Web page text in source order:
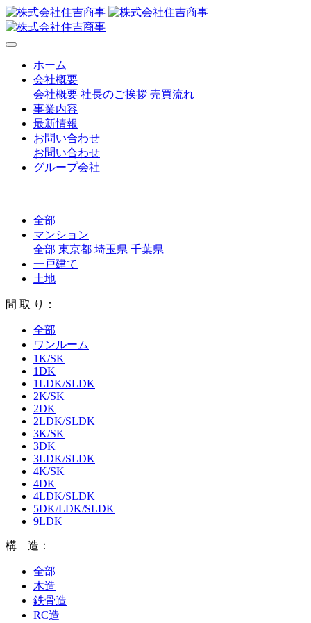
ホーム
会社概要
会社概要 社長のご挨拶 売買流れ
事業内容
最新情報
お問い合わせ
お問い合わせ
グループ会社
全部
マンション
全部 東京都 埼玉県 千葉県
一戸建て
土地
間 取 り：
全部
ワンルーム
1K/SK
1DK
1LDK/SLDK
2K/SK
2DK
2LDK/SLDK
3K/SK
3DK
3LDK/SLDK
4K/SK
4DK
4LDK/SLDK
5DK/LDK/SLDK
9LDK
構 造：
全部
木造
鉄骨造
RC造